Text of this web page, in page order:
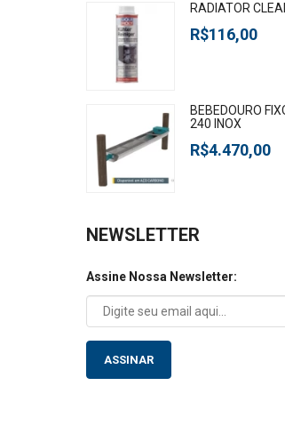
RADIATOR
R$116,00
BEBEDOURO
240 INOX
R$4.470,00
NEWSLETTER
Assine Nossa Newsletter:
ASSINAR